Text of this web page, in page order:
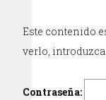
Este contenido
verlo,
Contraseña: